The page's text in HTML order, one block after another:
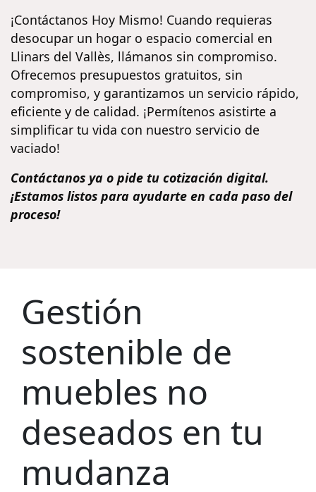
¡Contáctanos Hoy Mismo! Cuando requieras
desocupar un hogar o espacio comercial en
Llinars del Vallès, llámanos sin compromiso.
Ofrecemos presupuestos gratuitos, sin
compromiso, y garantizamos un servicio rápido,
eficiente y de calidad. ¡Permítenos asistirte a
simplificar tu vida con nuestro servicio de
vaciado!
Contáctanos ya o pide tu cotización digital.
¡Estamos listos para ayudarte en cada paso del
proceso!
Gestión
sostenible de
muebles no
deseados en tu
mudanza